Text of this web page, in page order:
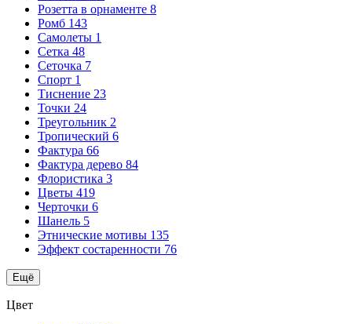
Розетта в орнаменте 8
Ромб 143
Самолеты 1
Сетка 48
Сеточка 7
Спорт 1
Тиснение 23
Точки 24
Треугольник 2
Тропический 6
Фактура 66
Фактура дерево 84
Флористика 3
Цветы 419
Черточки 6
Шанель 5
Этнические мотивы 135
Эффект состаренности 76
Ещё
Цвет